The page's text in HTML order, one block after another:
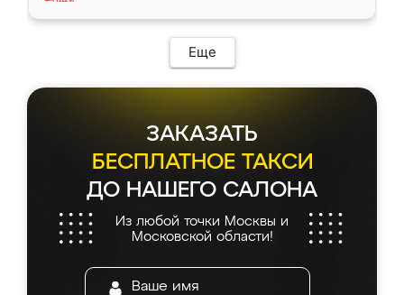
Еще
ЗАКАЗАТЬ
БЕСПЛАТНОЕ ТАКСИ
ДО НАШЕГО САЛОНА
Из любой точки Москвы и
Московской области!